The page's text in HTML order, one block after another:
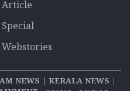
Article
Special
Webstories
NEWS | KERALA NEWS |